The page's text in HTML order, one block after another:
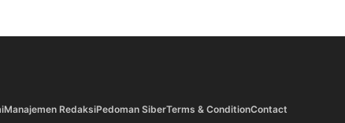
Manajemen RedaksiPedoman SiberTerms & ConditionContact